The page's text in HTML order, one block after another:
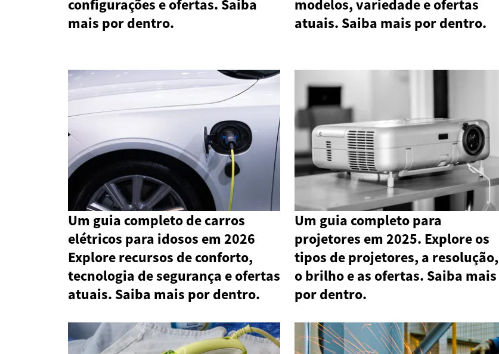
configurações e ofertas. Saiba
mais por dentro.
modelos, variedade e ofertas
atuais. Saiba mais por dentro.
Um guia completo de carros
elétricos para idosos em 2026
Explore recursos de conforto,
tecnologia de segurança e ofertas
atuais. Saiba mais por dentro.
Um guia completo para
projetores em 2025. Explore os
tipos de projetores, a resolução,
o brilho e as ofertas. Saiba mais
por dentro.